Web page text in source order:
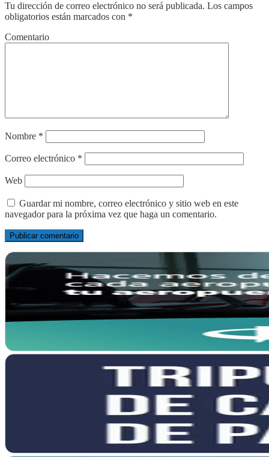
Tu dirección de correo electrónico no será publicada. Los campos
obligatorios están marcados con *
Comentario
Nombre *
Correo electrónico *
Web
Guardar mi nombre, correo electrónico y sitio web en este
navegador para la próxima vez que haga un comentario.